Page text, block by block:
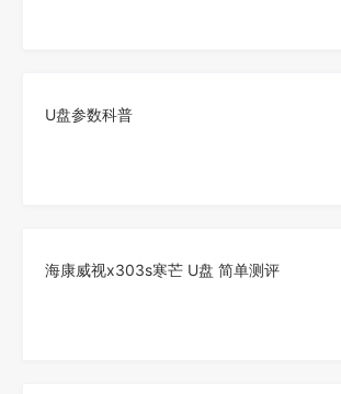
U盘参数科普
海康威视x303s寒芒 U盘 简单测评